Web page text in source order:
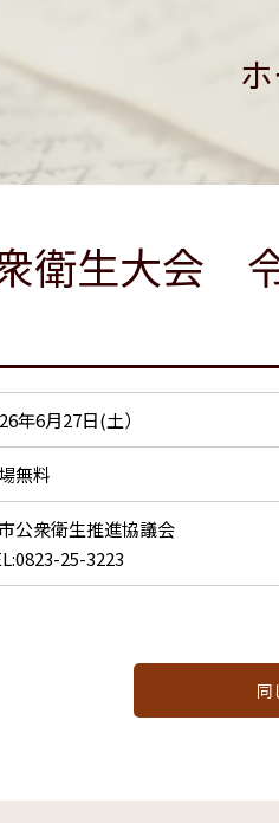
衛生大会
年6月27日(土）
無料
公衆衛生推進協議会
25-3223
同